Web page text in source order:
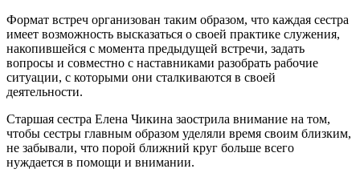
Формат встреч организован таким образом, что каждая сестра
имеет возможность высказаться о своей практике служения,
накопившейся с момента предыдущей встречи, задать
вопросы и совместно с наставниками разобрать рабочие
ситуации, с которыми они сталкиваются в своей
деятельности.
Старшая сестра Елена Чикина заострила внимание на том,
чтобы сестры главным образом уделяли время своим близким,
не забывали, что порой ближний круг больше всего
нуждается в помощи и внимании.